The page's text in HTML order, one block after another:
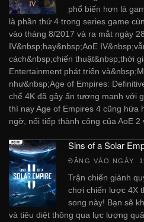
phổ biến hơn là
là phần thứ 4 trong series game
vào tháng 8/2017 và ra mắt ngày
IV&nbsp;hay&nbsp;AoE
cách&nbsp;chiến thuật&nbsp;thời
Entertainment phát triển
như&nbsp;Age of Empires:
chế 4K đã gây ấn tượng mạnh với
thì nay Age of Empires 4 cũng hứa
ngờ, nối tiếp thành công của AoE 2
Sins of a Solar
ĐĂNG VÀO NGÀY:
Trận chiến giành
chơi chiến lược 4X
song này! Bạn sẽ
và tiêu diệt thông qua lực lượng